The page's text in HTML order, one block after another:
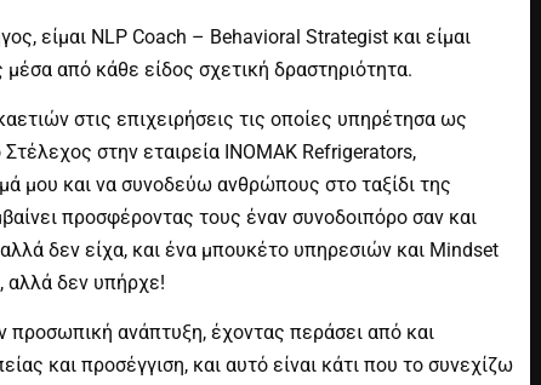
είμαι NLP Coach – Behavioral Strategist και είμαι
από κάθε είδος σχετική δραστηριότητα.
στις επιχειρήσεις τις οποίες υπηρέτησα ως
στην εταιρεία INOMAK Refrigerators,
μου και να συνοδεύω ανθρώπους στο ταξίδι της
προσφέροντας τους έναν συνοδοιπόρο σαν και
δεν είχα, και ένα μπουκέτο υπηρεσιών και Mindset
αλλά δεν υπήρχε!
προσωπική ανάπτυξη, έχοντας περάσει από και
και προσέγγιση, και αυτό είναι κάτι που το συνεχίζω